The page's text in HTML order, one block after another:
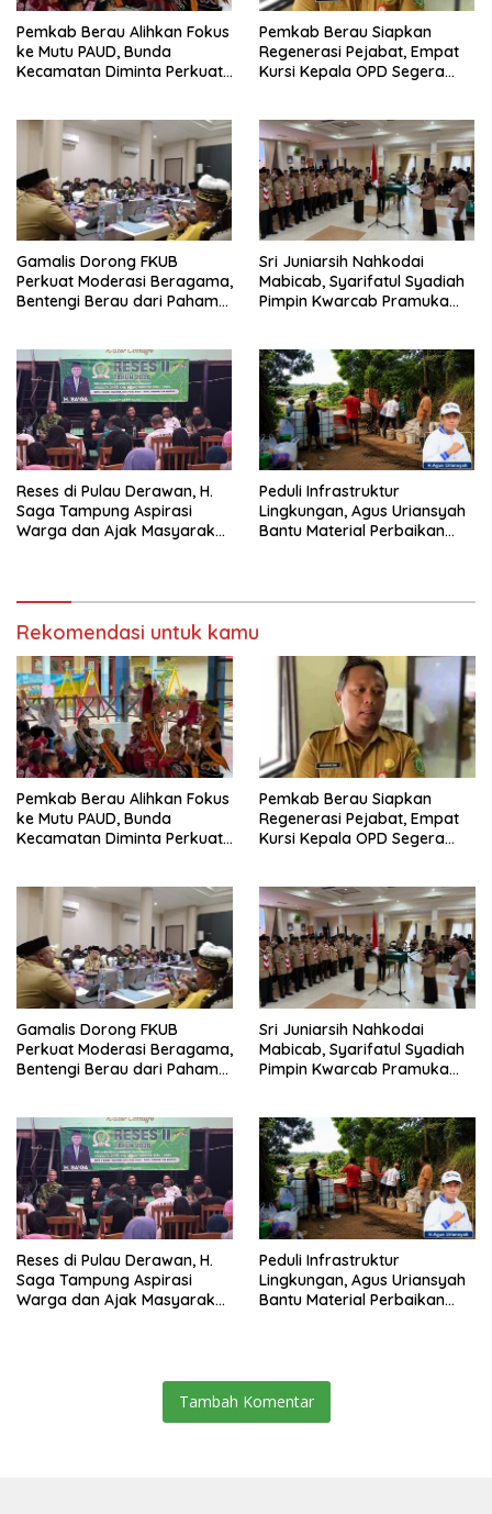
Pemkab Berau Alihkan Fokus
ke Mutu PAUD, Bunda
Kecamatan Diminta Perkuat
Pemkab Berau Siapkan
Regenerasi Pejabat, Empat
Kursi Kepala OPD Segera
Gamalis Dorong FKUB
Perkuat Moderasi Beragama,
Bentengi Berau dari Paham
Sri Juniarsih Nahkodai
Mabicab, Syarifatul Syadiah
Pimpin Kwarcab Pramuka
Reses di Pulau Derawan, H.
Saga Tampung Aspirasi
Warga dan Ajak Masyarakat
Peduli Infrastruktur
Lingkungan, Agus Uriansyah
Bantu Material Perbaikan
Rekomendasi untuk kamu
Pemkab Berau Alihkan Fokus
ke Mutu PAUD, Bunda
Kecamatan Diminta Perkuat
Pemkab Berau Siapkan
Regenerasi Pejabat, Empat
Kursi Kepala OPD Segera
Gamalis Dorong FKUB
Perkuat Moderasi Beragama,
Bentengi Berau dari Paham
Sri Juniarsih Nahkodai
Mabicab, Syarifatul Syadiah
Pimpin Kwarcab Pramuka
Reses di Pulau Derawan, H.
Saga Tampung Aspirasi
Warga dan Ajak Masyarakat
Peduli Infrastruktur
Lingkungan, Agus Uriansyah
Bantu Material Perbaikan
Tambah Komentar